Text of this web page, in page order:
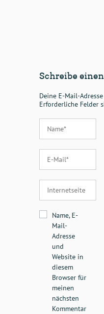
Schreibe
Deine E-Mail-
Erforderliche Felder
Name, E-
Mail-
Adresse
und
Website in
diesem
Browser für
meinen
nächsten
Kommentar